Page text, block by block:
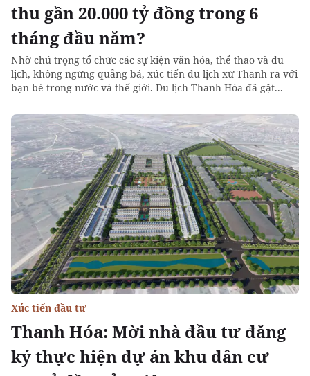
thu gần 20.000 tỷ đồng trong 6
tháng đầu năm?
Nhờ chú trọng tổ chức các sự kiện văn hóa, thể thao và du
lịch, không ngừng quảng bá, xúc tiến du lịch xứ Thanh ra với
bạn bè trong nước và thế giới. Du lịch Thanh Hóa đã gặt...
Thanh Hóa: Mời nhà đầu tư đăng
ký thực hiện dự án khu dân cư
Xúc tiến đầu tư